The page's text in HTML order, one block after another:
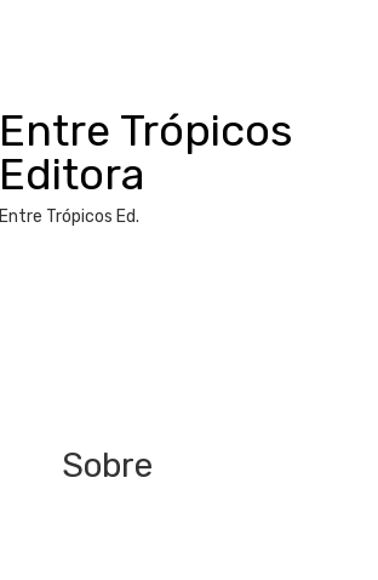
Entre Trópicos
Editora
Entre Trópicos Ed.
Sobre